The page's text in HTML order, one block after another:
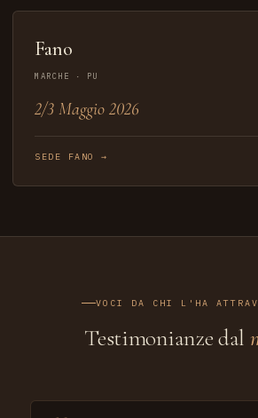
Fano
MARCHE · PU
2/3 Maggio 2026
SEDE FANO →
VOCI DA CHI L'HA
Testimonianze dal